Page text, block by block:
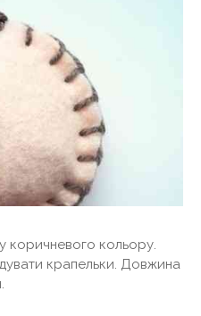
коричневого кольору.
крапельки. Довжина